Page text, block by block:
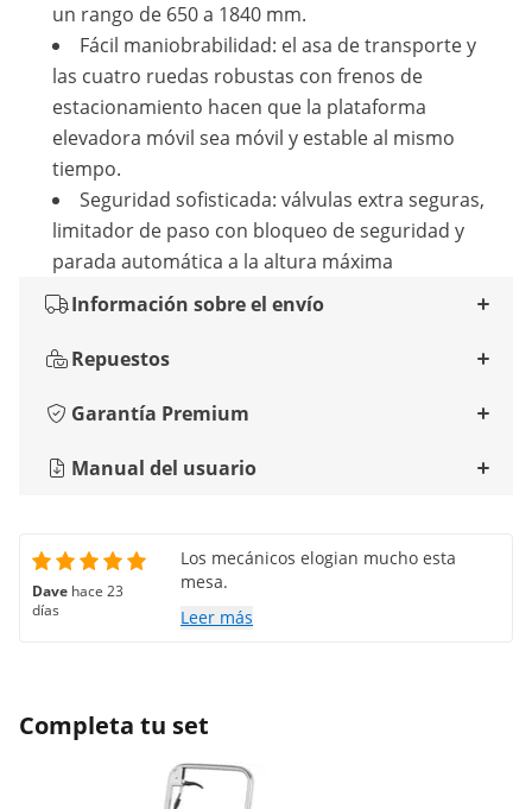
un rango de 650 a 1840 mm.
Fácil maniobrabilidad: el asa de transporte y
las cuatro ruedas robustas con frenos de
estacionamiento hacen que la plataforma
elevadora móvil sea móvil y estable al mismo
tiempo.
Seguridad sofisticada: válvulas extra seguras,
limitador de paso con bloqueo de seguridad y
parada automática a la altura máxima
Información sobre el envío
Repuestos
Garantía Premium
Manual del usuario
Dave hace 23
días
Los mecánicos elogian mucho esta
mesa.
Leer más
Completa tu set